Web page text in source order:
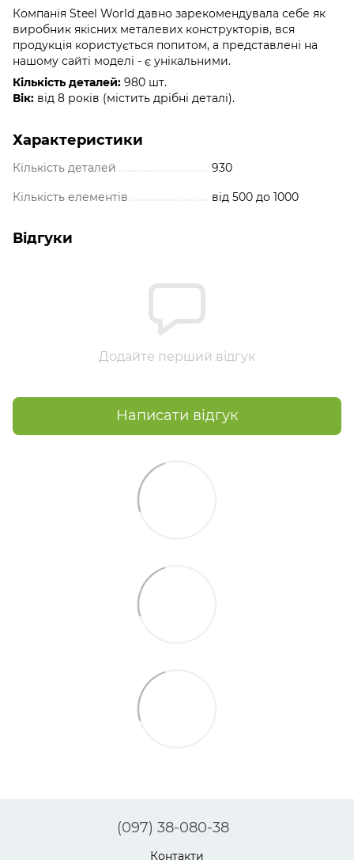
Компанія Steel World давно зарекомендувала себе як
виробник якісних металевих конструкторів, вся
продукція користується попитом, а представлені на
нашому сайті моделі - є унікальними.
Кількість деталей: 980 шт.
Вік: від 8 років (містить дрібні деталі).
Характеристики
Кількість деталей 930
Кількість елементів від 500 до 1000
Відгуки
Додайте перший відгук
Написати відгук
(097) 38-080-38
Контакти